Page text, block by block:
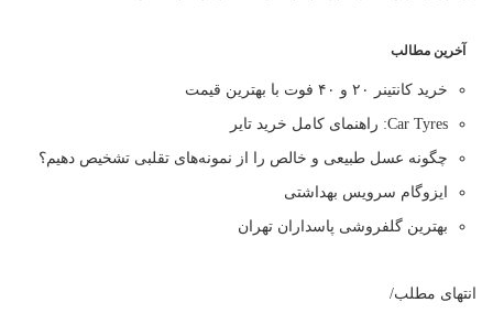
آخرین مطالب
خرید کانتینر ۲۰ و ۴۰ فوت با بهترین قیمت
Car Tyres: راهنمای کامل خرید تایر
چگونه عسل طبیعی و خالص را از نمونه‌های تقلبی تشخیص دهیم؟
ایزوگام سرویس بهداشتی
بهترین گلفروشی پاسداران تهران
انتهای مطلب/